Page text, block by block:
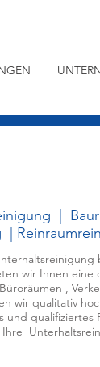
wir Ihnen eine
,
wir qualitativ
qualifiziertes
|